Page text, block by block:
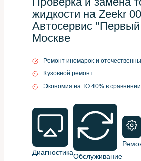
жидкости на Zeekr
Автосервис
Москве
Ремонт иномарок и
Кузовной ремонт
Экономия на ТО 40% в
ДиагностикаОбслуживание